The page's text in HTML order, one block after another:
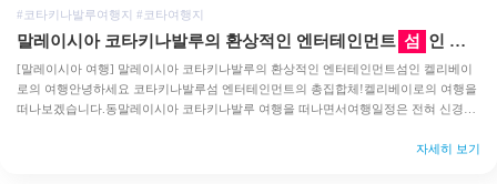
#코타키나발루여행지 #코타여행지
말레이시아 코타키나발루의 환상적인 엔터테인먼트 섬 인 켈리베이로의 여행
[말레이시아 여행] 말레이시아 코타키나발루의 환상적인 엔터테인먼트섬인 켈리베이
로의 여행안녕하세요 코타키나발루섬 엔터테인먼트의 총집합체!켈리베이로의 여행을
떠나보겠습니다.동말레이시아 코타키나발루 여행을 떠나면서여행일정은 전혀 신경을
자세히 보기